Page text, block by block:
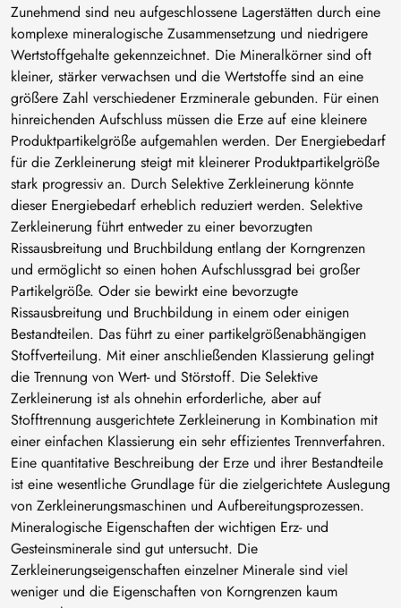
Zunehmend sind neu aufgeschlossene Lagerstätten durch eine
komplexe mineralogische Zusammensetzung und niedrigere
Wertstoffgehalte gekennzeichnet. Die Mineralkörner sind oft
kleiner, stärker verwachsen und die Wertstoffe sind an eine
größere Zahl verschiedener Erzminerale gebunden. Für einen
hinreichenden Aufschluss müssen die Erze auf eine kleinere
Produktpartikelgröße aufgemahlen werden. Der Energiebedarf
für die Zerkleinerung steigt mit kleinerer Produktpartikelgröße
stark progressiv an. Durch Selektive Zerkleinerung könnte
dieser Energiebedarf erheblich reduziert werden. Selektive
Zerkleinerung führt entweder zu einer bevorzugten
Rissausbreitung und Bruchbildung entlang der Korngrenzen
und ermöglicht so einen hohen Aufschlussgrad bei großer
Partikelgröße. Oder sie bewirkt eine bevorzugte
Rissausbreitung und Bruchbildung in einem oder einigen
Bestandteilen. Das führt zu einer partikelgrößenabhängigen
Stoffverteilung. Mit einer anschließenden Klassierung gelingt
die Trennung von Wert- und Störstoff. Die Selektive
Zerkleinerung ist als ohnehin erforderliche, aber auf
Stofftrennung ausgerichtete Zerkleinerung in Kombination mit
einer einfachen Klassierung ein sehr effizientes Trennverfahren.
Eine quantitative Beschreibung der Erze und ihrer Bestandteile
ist eine wesentliche Grundlage für die zielgerichtete Auslegung
von Zerkleinerungsmaschinen und Aufbereitungsprozessen.
Mineralogische Eigenschaften der wichtigen Erz- und
Gesteinsminerale sind gut untersucht. Die
Zerkleinerungseigenschaften einzelner Minerale sind viel
weniger und die Eigenschaften von Korngrenzen kaum